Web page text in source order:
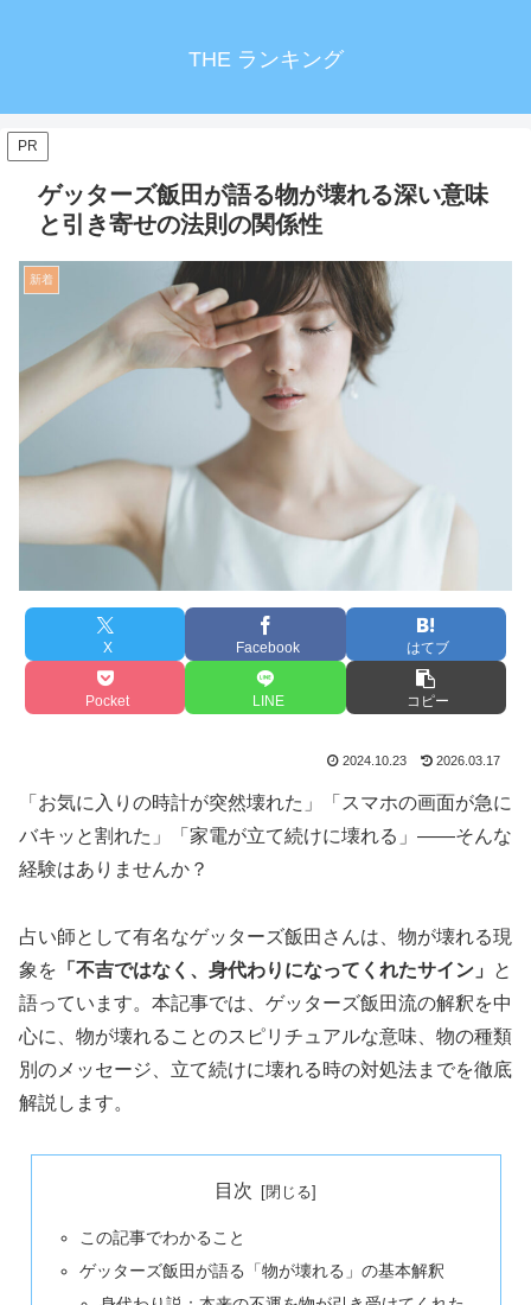
THE ランキング
PR
ゲッターズ飯田が語る物が壊れる深い意味
と引き寄せの法則の関係性
新着
X Facebook はてブ
Pocket LINE コピー
2024.10.23 2026.03.17
「お気に入りの時計が突然壊れた」「スマホの画面が急に
バキッと割れた」「家電が立て続けに壊れる」——そんな
経験はありませんか？
占い師として有名なゲッターズ飯田さんは、物が壊れる現
象を 「不吉ではなく、身代わりになってくれたサイン」
と
語っています。本記事では、ゲッターズ飯田流の解釈を中
心に、物が壊れることのスピリチュアルな意味、物の種類
別のメッセージ、立て続けに壊れる時の対処法までを徹底
解説します。
目次
この記事でわかること
ゲッターズ飯田が語る「物が壊れる」の基本解釈